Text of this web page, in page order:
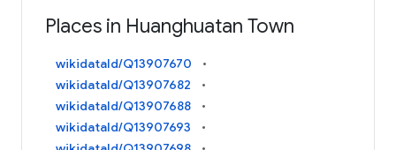
Places in Huanghuatan Town
wikidataId/Q13907670
wikidataId/Q13907682
wikidataId/Q13907688
wikidataId/Q13907693